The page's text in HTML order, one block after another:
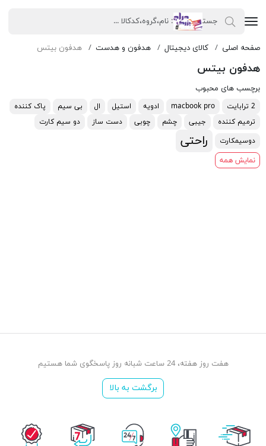
صفحه اصلی کالای دیجیتال هدفون و هدست هدفون بیتس
هدفون بیتس
برچسب های محبوب
2 ترابایت macbook pro ادویه استیل ال بی سیم
پاک کننده
ترمیم کننده
جیبی چشم چوبی دست ساز
دو سیم کارت
دوسیمکارت
راحتی
نمایش همه
هفت روز هفته، 24 ساعت شبانه روز پاسخگوی شما هستیم
برگشت به بالا